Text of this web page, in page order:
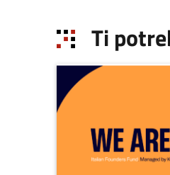
Ti